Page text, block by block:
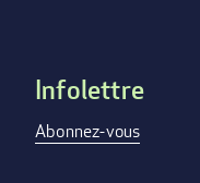
Footer
menu
Infolettre
Abonnez-vous